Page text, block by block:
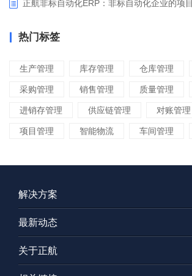
正航非标自动化ERP：非标自动化企业的项
热门标签
生产管理 库存管理 仓库管理
采购管理 销售管理 质量管理
进销存管理 供应链管理 对账管理
项目管理 智能物流 车间管理
解决方案
最新动态
关于正航